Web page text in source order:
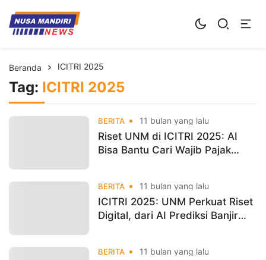
Kampus Digital Bisnis
Universitas Nusa Mandiri
Beranda ICITRI 2025
Tag: ICITRI 2025
BERITA 11 bulan yang lalu
Riset UNM di ICITRI 2025: AI
Bisa Bantu Cari Wajib Pajak
BERITA 11 bulan yang lalu
ICITRI 2025: UNM Perkuat Riset
Digital, dari AI Prediksi Banjir
BERITA 11 bulan yang lalu